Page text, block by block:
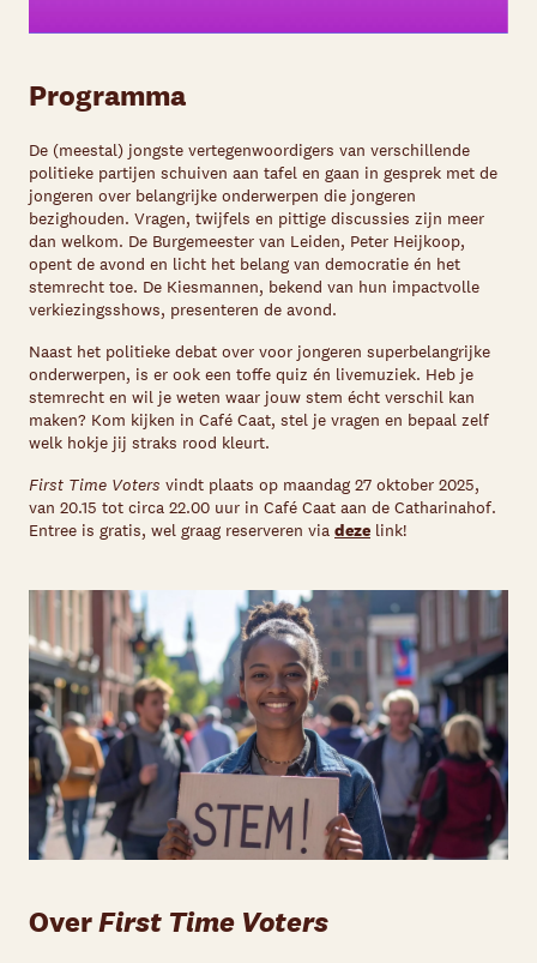
Programma
De (meestal) jongste vertegenwoordigers van verschillende
politieke partijen schuiven aan tafel en gaan in gesprek met de
jongeren over belangrijke onderwerpen die jongeren
bezighouden. Vragen, twijfels en pittige discussies zijn meer
dan welkom. De Burgemeester van Leiden, Peter Heijkoop,
opent de avond en licht het belang van democratie én het
stemrecht toe. De Kiesmannen, bekend van hun impactvolle
verkiezingsshows, presenteren de avond.
Naast het politieke debat over voor jongeren superbelangrijke
onderwerpen, is er ook een toffe quiz én livemuziek. Heb je
stemrecht en wil je weten waar jouw stem écht verschil kan
maken? Kom kijken in Café Caat, stel je vragen en bepaal zelf
welk hokje jij straks rood kleurt.
First Time Voters vindt plaats op maandag 27 oktober 2025,
van 20.15 tot circa 22.00 uur in Café Caat aan de Catharinahof.
Entree is gratis, wel graag reserveren via deze link!
OverFirst Time Voters